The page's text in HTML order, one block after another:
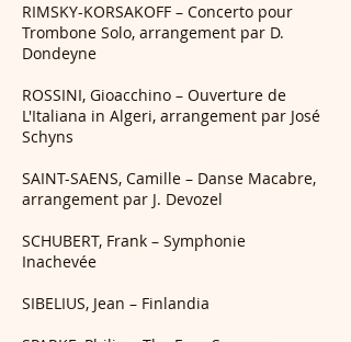
RIMSKY-KORSAKOFF – Concerto pour
Trombone Solo, arrangement par D.
Dondeyne
ROSSINI, Gioacchino – Ouverture de
L'Italiana in Algeri, arrangement par José
Schyns
SAINT-SAENS, Camille – Danse Macabre,
arrangement par J. Devozel
SCHUBERT, Frank – Symphonie
Inachevée
SIBELIUS, Jean – Finlandia